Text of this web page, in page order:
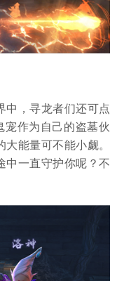
中，寻龙者们还可点
宠作为自己的盗墓伙
能量可不能小觑。
中一直守护你呢？不